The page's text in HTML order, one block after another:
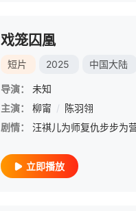
戏笼囚凰
短片 2025 中国大陆
导演：
未知
主演：
柳甯 / 陈羽翎
剧情：
立即播放